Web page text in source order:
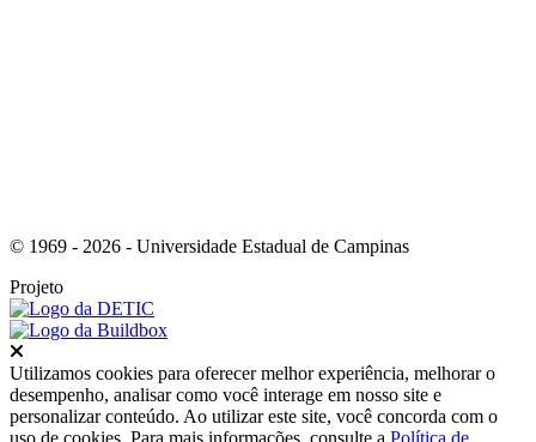
© 1969 - 2026 - Universidade Estadual de Campinas
Projeto
Utilizamos cookies para oferecer melhor experiência, melhorar o
desempenho, analisar como você interage em nosso site e
personalizar conteúdo. Ao utilizar este site, você concorda com o